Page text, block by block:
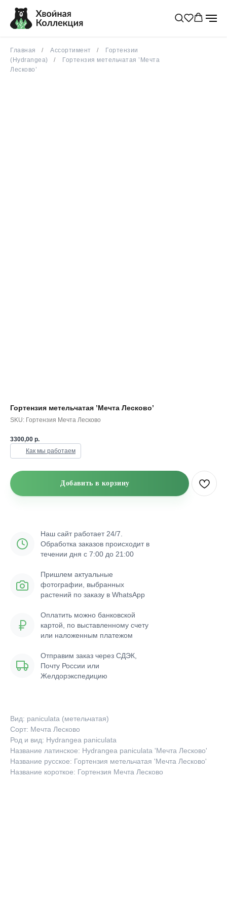
Главная Ассортимент
Гортензии
(Hydrangea)
Гортензия метельчатая ’Мечта
Лесково’
Гортензия метельчатая ’Мечта Лесково’
SKU: Гортензия Мечта Лесково
3300,00 р.
Как мы работаем
Добавить в корзину
Наш сайт работает 24/7.
Обработка заказов происходит в
течении дня с 7:00 до 21:00
Пришлем актуальные
фотографии, выбранных
растений по заказу в WhatsApp
Отправим заказ через СДЭК,
Почту России или
Желдорэкспедицию
Оплатить можно банковской
картой, по выставленному счету
или наложенным платежом
Вид: paniculata (метельчатая)
Сорт: Мечта Лесково
Род и вид: Hydrangea paniculata
Название латинское: Hydrangea paniculata 'Мечта Лесково'
Название русское: Гортензия метельчатая 'Мечта Лесково'
Название короткое: Гортензия Мечта Лесково